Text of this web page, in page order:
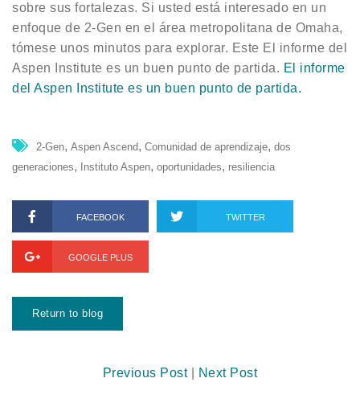
sobre sus fortalezas. Si usted está interesado en un
enfoque de 2-Gen en el área metropolitana de Omaha,
tómese unos minutos para explorar. Este El informe del
Aspen Institute es un buen punto de partida. El informe
del Aspen Institute es un buen punto de partida.
2-Gen, Aspen Ascend, Comunidad de aprendizaje, dos
generaciones, Instituto Aspen, oportunidades, resiliencia
FACEBOOK TWITTER
GOOGLE PLUS
Return to blog
Previous Post| Next Post